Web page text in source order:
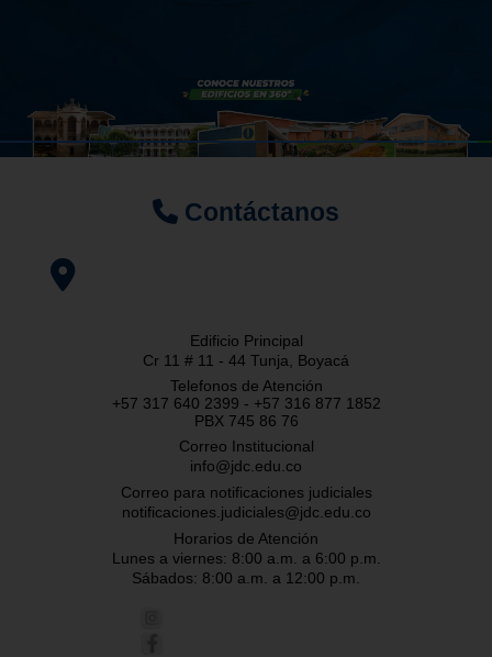
Contáctanos
Edificio Principal
Cr 11 # 11 - 44 Tunja, Boyacá
Telefonos de Atención
+57 317 640 2399 - +57 316 877 1852
PBX 745 86 76
Correo Institucional
info@jdc.edu.co
Correo para notificaciones judiciales
notificaciones.judiciales@jdc.edu.co
Horarios de Atención
Lunes a viernes: 8:00 a.m. a 6:00 p.m.
Sábados: 8:00 a.m. a 12:00 p.m.